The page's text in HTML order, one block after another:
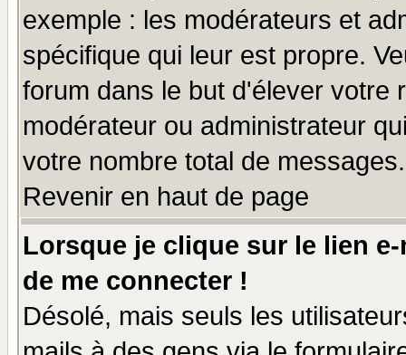
exemple : les modérateurs et
spécifique qui leur est propre.
forum dans le but d'élever votre
modérateur ou administrateur
votre nombre total de messages.
Revenir en haut de page
Lorsque je clique sur le lien
de me connecter !
Désolé, mais seuls les